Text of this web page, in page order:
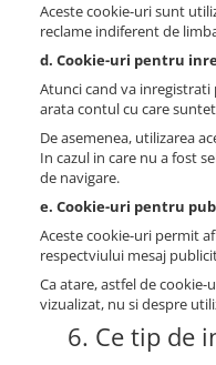
Aceste cookie-uri sunt
reclame indiferent de
d. Cookie-uri pentru
Atunci cand va inregistrati
arata contul cu care
De asemenea, utilizarea
In cazul in care nu a fost
de navigare.
e. Cookie-uri pentru
Aceste cookie-uri permit
respectviului mesaj
Ca atare, astfel de
vizualizat, nu si despre
6. Ce tip de